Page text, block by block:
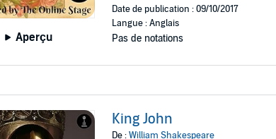
Aperçu
Date de publication : 09/10/2017
Langue : Anglais
Pas de notations
King John
De :William Shakespeare